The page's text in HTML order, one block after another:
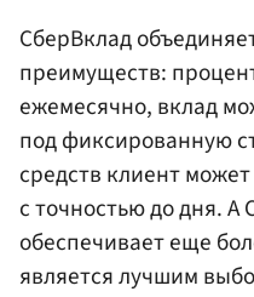
СберВклад
преимуществ:
ежемесячно, вклад
под фиксированную
средств клиент
с точностью до дня.
обеспечивает еще
является лучшим